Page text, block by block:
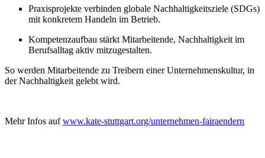
Praxisprojekte verbinden globale Nachhaltigkeitsziele (SDGs)
mit konkretem Handeln im Betrieb.
Kompetenzaufbau stärkt Mitarbeitende, Nachhaltigkeit im
Berufsalltag aktiv mitzugestalten.
So werden Mitarbeitende zu Treibern einer Unternehmenskultur, in
der Nachhaltigkeit gelebt wird.
Mehr Infos aufwww.kate-stuttgart.org/unternehmen-fairaendern